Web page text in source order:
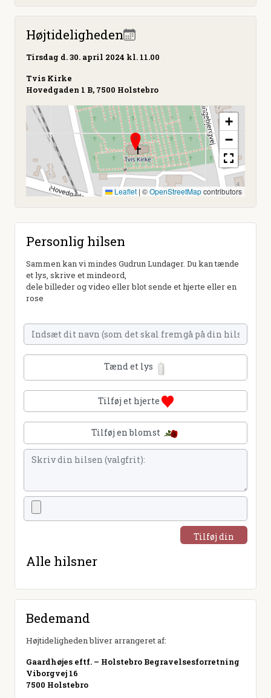
Højtideligheden
Tirsdag d. 30. april 2024 kl. 11.00
Tvis Kirke
Hovedgaden 1 B, 7500 Holstebro
+
−
Leaflet | ©OpenStreetMapcontributors
Personlig hilsen
Sammen kan vi mindes Gudrun Lundager. Du kan tænde
et lys, skrive et mindeord,
dele billeder og video eller blot sende et hjerte eller en
rose
Tænd et lys
Tilføj et hjerte
Tilføj en blomst
Tilføj din
Alle hilsner
Bedemand
Højtideligheden bliver arrangeret af:
Gaardhøjes eftf. – Holstebro Begravelsesforretning
Viborgvej 16
7500 Holstebro